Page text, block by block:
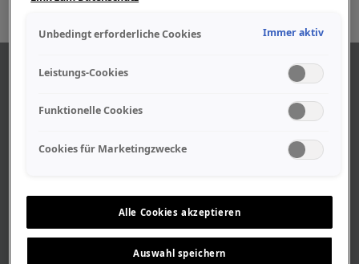
Geschäftszeiten
Stellenangebote
Geschichte
Unbedingt erforderliche Cookies Immer aktiv
Leistungs-Cookies
Funktionelle Cookies
Cookies für Marketingzwecke
Alle Cookies akzeptieren
Auswahl speichern